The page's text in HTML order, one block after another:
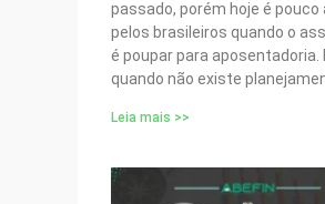
passado, porém hoje é pouco
pelos brasileiros quando o
é poupar para aposentadoria.
quando não existe
Leia mais >>